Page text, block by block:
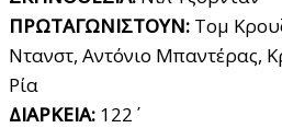
ΠΡΩΤΑΓΩΝΙΣΤΟΥΝ: Τομ
Ντανστ, Αντόνιο Μπαντέρας,
Ρία
ΔΙΑΡΚΕΙΑ: 122΄